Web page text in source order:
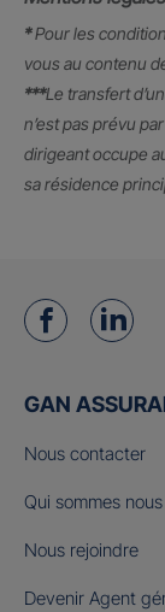
*Pour les
vous au contenu
***Le transfert
n’est pas prévu
dirigeant occupe
sa résidence
GAN
Nous contacter
Qui sommes
Nous rejoindre
Devenir Agent